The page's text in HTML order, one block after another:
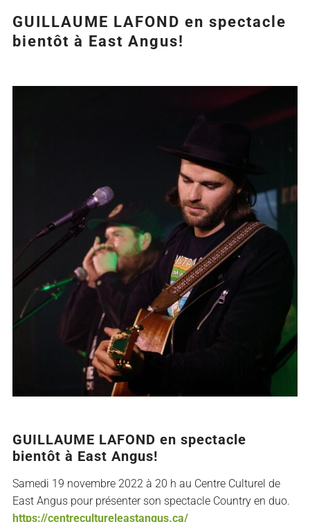
GUILLAUME LAFOND en spectacle
bientôt à East Angus!
GUILLAUME LAFOND en spectacle
bientôt à East Angus!
Samedi 19 novembre 2022 à 20 h au Centre Culturel de
East Angus pour présenter son spectacle Country en duo.
https://centrecultureleastangus.ca/